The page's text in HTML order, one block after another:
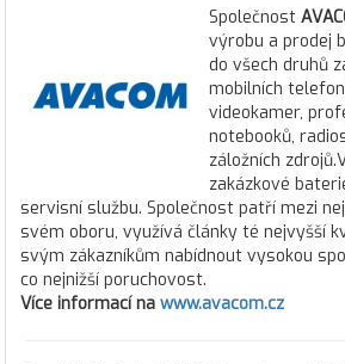
Společnost
výrobu a prodej
do všech druhů
mobilních
videokamer,
notebooků,
záložních
zakázkové
servisní službu. Společnost patří mezi
svém oboru, využívá články té nejvyšší
svým zákazníkům nabídnout vysokou
co nejnižší poruchovost.
Více informací na www.avacom.cz